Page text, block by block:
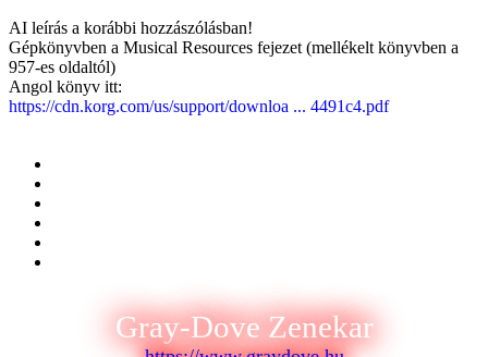
AI leírás a korábbi hozzászólásban!
Gépkönyvben a Musical Resources fejezet (mellékelt könyvben a
957-es oldaltól)
Angol könyv itt:
https://cdn.korg.com/us/support/downloa ... 4491c4.pdf
Gray-Dove Zenekar